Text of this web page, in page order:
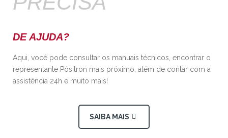
DE AJUDA?
Aqui, você pode consultar os manuais técnicos, encontrar o
representante Pósitron mais próximo, além de contar com a
assistência 24h e muito mais!
SAIBA MAIS